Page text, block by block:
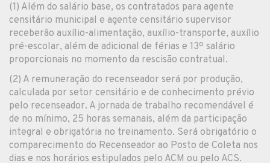
(1) Além do salário base, os contratados para agente
censitário municipal e agente censitário supervisor
receberão auxílio-alimentação, auxílio-transporte, auxílio
pré-escolar, além de adicional de férias e 13º salário
proporcionais no momento da rescisão contratual.
(2) A remuneração do recenseador será por produção,
calculada por setor censitário e de conhecimento prévio
pelo recenseador. A jornada de trabalho recomendável é
de no mínimo, 25 horas semanais, além da participação
integral e obrigatória no treinamento. Será obrigatório o
comparecimento do Recenseador ao Posto de Coleta nos
dias e nos horários estipulados pelo ACM ou pelo ACS.